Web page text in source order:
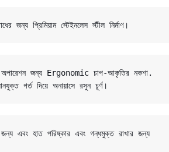
জন্য প্রিমিয়াম স্টেইনলেস স্টীল নির্মাণ।
অপারেশন জন্য Ergonomic চাপ-আকৃতির নকশা.
গর্ত দিয়ে অনায়াসে রসুন চূর্ণ।
এবং হাত পরিষ্কার এবং গন্ধমুক্ত রাখার জন্য